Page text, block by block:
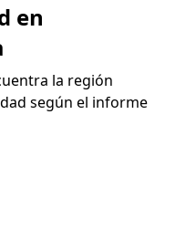
en
la región
según el informe